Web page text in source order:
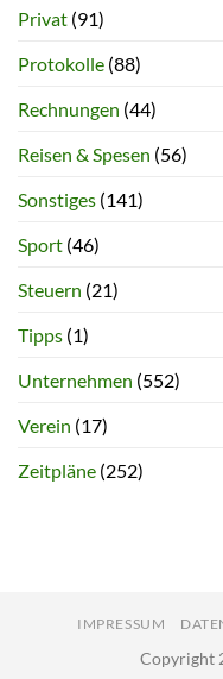
Privat (91)
Protokolle (88)
Rechnungen (44)
Reisen & Spesen (56)
Sonstiges (141)
Sport (46)
Steuern (21)
Tipps (1)
Unternehmen (552)
Verein (17)
Zeitpläne (252)
IMPRESSUM
Copyright